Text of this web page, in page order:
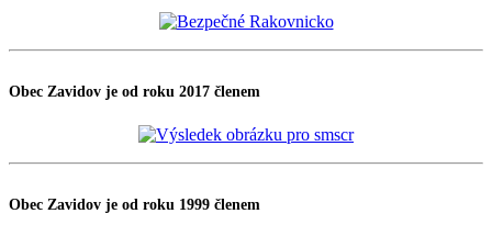
Obec Zavidov je od roku 2017 členem
Obec Zavidov je od roku 1999 členem